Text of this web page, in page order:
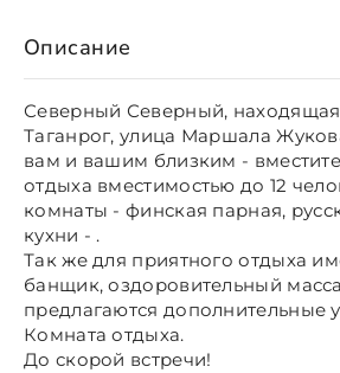
Описание
Северный Северный,
Таганрог, улица Маршала
вам и вашим близким -
отдыха вместимостью до 12
комнаты - финская парная,
кухни - .
Так же для приятного отдыха
банщик, оздоровительный
предлагаются дополнительные
Комната отдыха.
До скорой встречи!